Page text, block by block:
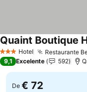
3 EstrelasHotel Restaurante
Quaint Boutique
9,1 Excelente 592
De € 72